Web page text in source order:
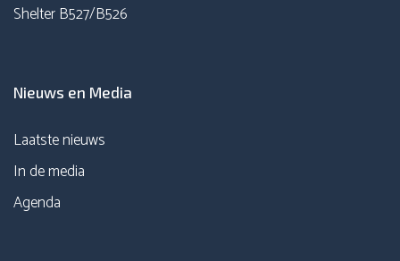
Shelter B527/B526
Nieuws en Media
Laatste nieuws
In de media
Agenda